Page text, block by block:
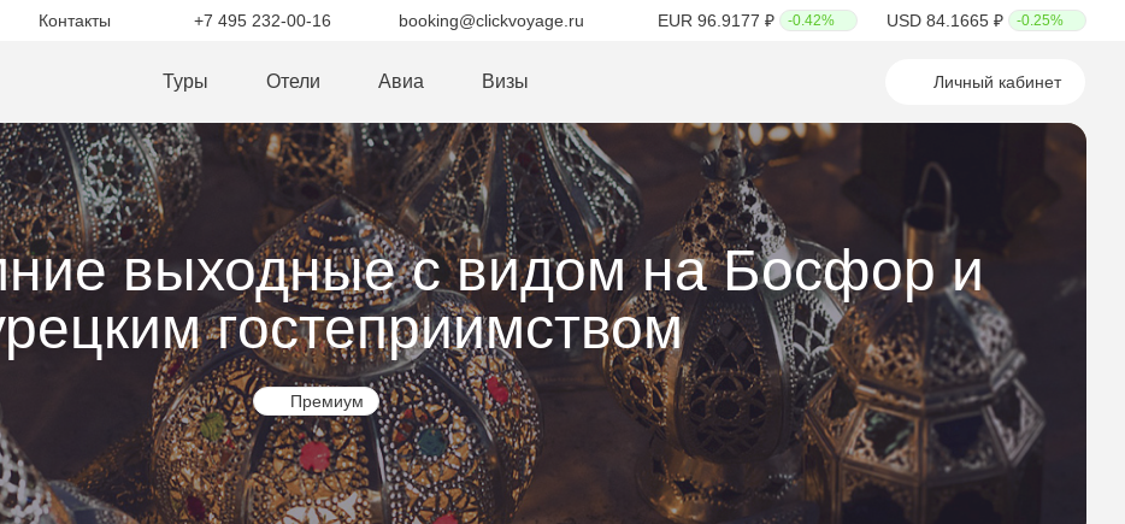
Контакты +7 495 232-00-16 booking@clickvoyage.ru EUR 96.9177 ₽ -0.42% USD 84.1665 ₽ -0.25%
Туры Отели Авиа Визы Личный кабинет
выходные с видом на Босфор и
гостеприимством
Премиум